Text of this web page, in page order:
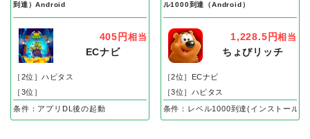
到達）Android
405円 相当
ECナビ
［2位］ハピタス
［3位］
条件：アプリDL後の起動
ル1000到達（Android）
1,228.5円相当
ちょびリッチ
［2位］ECナビ
［3位］ハピタス
条件：レベル1000到達(インストール後